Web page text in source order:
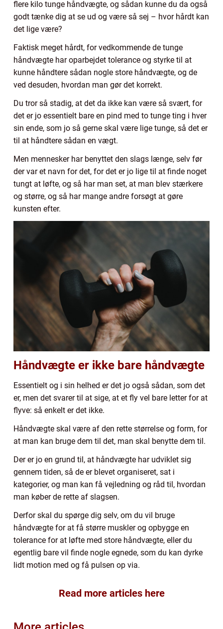
flere kilo tunge håndvægte, og sådan kunne du da også
godt tænke dig at se ud og være så sej – hvor hårdt kan
det lige være?
Faktisk meget hårdt, for vedkommende de tunge
håndvægte har oparbejdet tolerance og styrke til at
kunne håndtere sådan nogle store håndvægte, og de
ved desuden, hvordan man gør det korrekt.
Du tror så stadig, at det da ikke kan være så svært, for
det er jo essentielt bare en pind med to tunge ting i hver
sin ende, som jo så gerne skal være lige tunge, så det er
til at håndtere sådan en vægt.
Men mennesker har benyttet den slags længe, selv før
der var et navn for det, for det er jo lige til at finde noget
tungt at løfte, og så har man set, at man blev stærkere
og større, og så har mange andre forsøgt at gøre
kunsten efter.
Håndvægte er ikke bare håndvægte
Essentielt og i sin helhed er det jo også sådan, som det
er, men det svarer til at sige, at et fly vel bare letter for at
flyve: så enkelt er det ikke.
Håndvægte skal være af den rette størrelse og form, for
at man kan bruge dem til det, man skal benytte dem til.
Der er jo en grund til, at håndvægte har udviklet sig
gennem tiden, så de er blevet organiseret, sat i
kategorier, og man kan få vejledning og råd til, hvordan
man køber de rette af slagsen.
Derfor skal du spørge dig selv, om du vil bruge
håndvægte for at få større muskler og opbygge en
tolerance for at løfte med store håndvægte, eller du
egentlig bare vil finde nogle egnede, som du kan dyrke
lidt motion med og få pulsen op via.
Read more articles here